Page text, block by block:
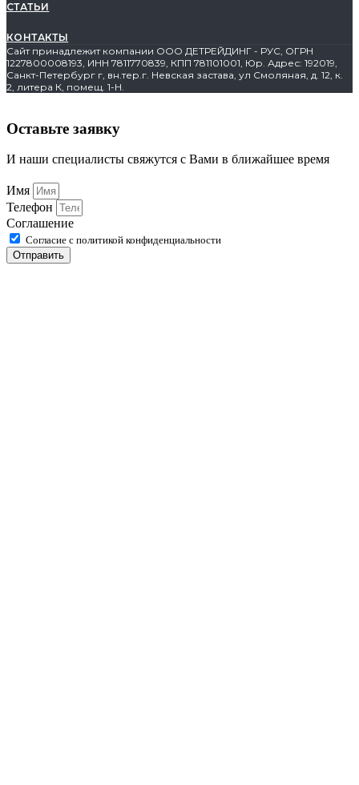
СТАТЬИ
КОНТАКТЫ
Сайт принадлежит компании ООО ДЕТРЕЙДИНГ - РУС, ОГРН
1227800008193, ИНН 7811770839, КПП 781101001, Юр. Адрес: 192019,
Санкт-Петербург г, вн.тер.г. Невская застава, ул Смоляная, д. 12, к.
2, литера К, помещ. 1-Н.
Оставьте заявку
И наши специалисты свяжутся с Вами в ближайшее время
Имя
Телефон
Соглашение
Согласие с политикой конфиденциальности
Отправить